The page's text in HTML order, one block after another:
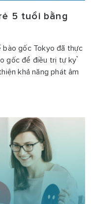
5 tuổi bằng
gốc Tokyo đã thực
gốc để điều trị tự kỷ
khả năng phát âm